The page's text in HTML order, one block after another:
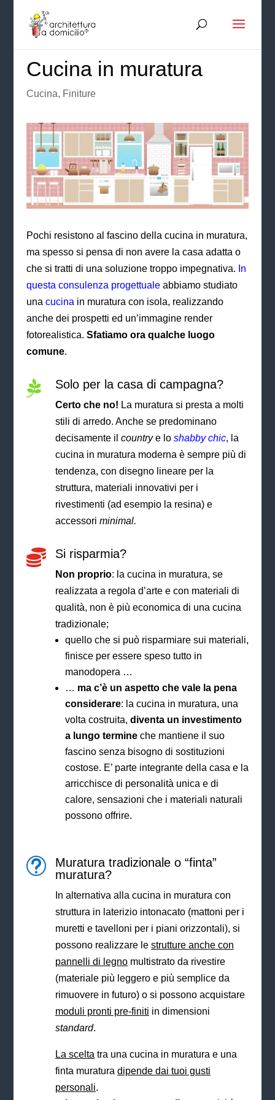
Cucina in muratura
Cucina, Finiture
Pochi resistono al fascino della cucina in muratura,
ma spesso si pensa di non avere la casa adatta o
che si tratti di una soluzione troppo impegnativa. In
questa consulenza progettualeabbiamo studiato
una cucina in muratura con isola, realizzando
anche dei prospetti ed un’immagine render
fotorealistica. Sfatiamo ora qualche luogo
comune.
 Solo per la casa di campagna?
Certo che no! La muratura si presta a molti
stili di arredo. Anche se predominano
decisamente il countrye lo shabby chic, la
cucina in muratura moderna è sempre più di
tendenza, con disegno lineare per la
struttura, materiali innovativi per i
rivestimenti (ad esempio la resina) e
accessori minimal.
 Si risparmia?
Non proprio: la cucina in muratura, se
realizzata a regola d’arte e con materiali di
qualità, non è più economica di una cucina
tradizionale;
quello che si può risparmiare sui materiali,
finisce per essere speso tutto in
manodopera …
… ma c’è un aspetto che vale la pena
considerare: la cucina in muratura, una
volta costruita, diventa un investimento
a lungo termineche mantiene il suo
fascino senza bisogno di sostituzioni
costose. E’ parte integrante della casa e la
arricchisce di personalità unica e di
calore, sensazioni che i materiali naturali
possono offrire.
t
Muratura tradizionale o “finta”
muratura?
In alternativa alla cucina in muratura con
struttura in laterizio intonacato (mattoni per i
muretti e tavelloni per i piani orizzontali), si
possono realizzare le strutture anche con
pannelli di legnomultistrato da rivestire
(materiale più leggero e più semplice da
rimuovere in futuro) o si possono acquistare
moduli pronti pre-finiti in dimensioni
standard.
La scelta tra una cucina in muratura e una
finta muratura dipende dai tuoi gusti
personali.